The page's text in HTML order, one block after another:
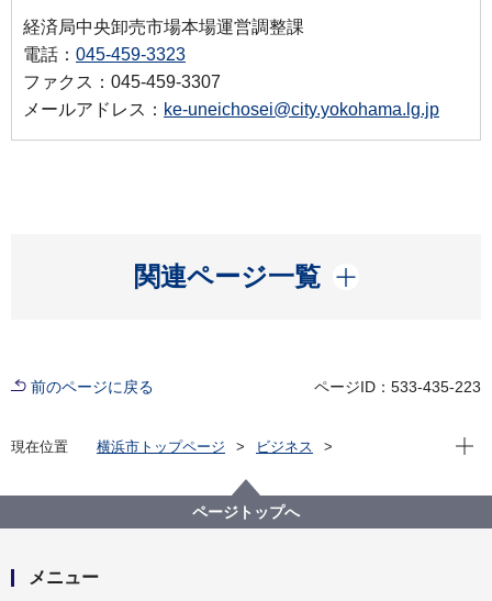
経済局中央卸売市場本場運営調整課
電話： 045-459-3323
ファクス：045-459-3307
メールアドレス： ke-uneichosei@city.yokohama.lg.jp
関連ページ一覧
開く
前のページに戻る ページID：533-435-223
現在位置 横浜市トップページ
ビジネス
平成２７年３月 市場月報
現在
ページトップへ
メニュー